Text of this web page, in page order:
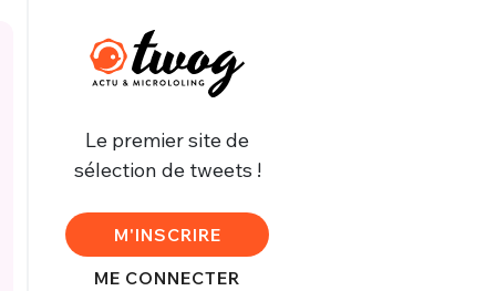
Le premier site de
sélection de tweets !
M'INSCRIRE
ME CONNECTER